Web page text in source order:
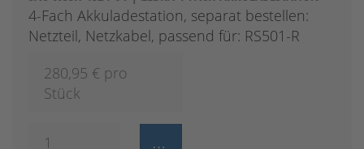
4-Fach Akkuladestation, separat bestellen:
Netzteil, Netzkabel, passend für: RS501-R
280,95 € pro
Stück